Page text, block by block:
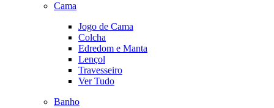
Cama
Jogo de Cama
Colcha
Edredom e Manta
Lençol
Travesseiro
Ver Tudo
Banho